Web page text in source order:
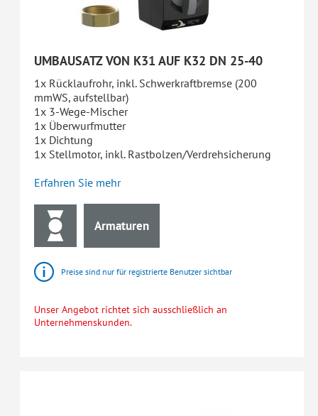
UMBAUSATZ VON K31 AUF K32 DN 25-40
1x Rücklaufrohr, inkl. Schwerkraftbremse (200
mmWS, aufstellbar)
1x 3-Wege-Mischer
1x Überwurfmutter
1x Dichtung
1x Stellmotor, inkl. Rastbolzen/Verdrehsicherung
Erfahren Sie mehr
Armaturen
Preise sind nur für registrierte Benutzer sichtbar
Unser Angebot richtet sich ausschließlich an
Unternehmenskunden.